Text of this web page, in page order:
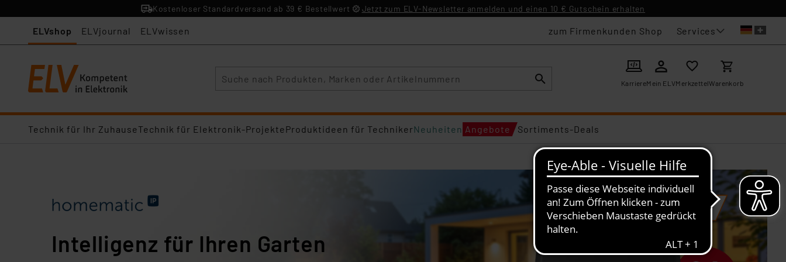
Kostenloser Standardversand ab 39 € Bestellwert Jetzt zum ELV-Newsletter anmelden und einen 10 € Gutschein erhalten
ELVshop ELVjournal ELVwissen zum Firmenkunden Shop Services
KarriereMein ELVMerkzettelWarenkorb
Technik für Ihr ZuhauseTechnik für Elektronik-ProjekteProduktideen für TechnikerNeuheiten Angebote Sortiments-Deals
Intelligenz für Ihren Garten